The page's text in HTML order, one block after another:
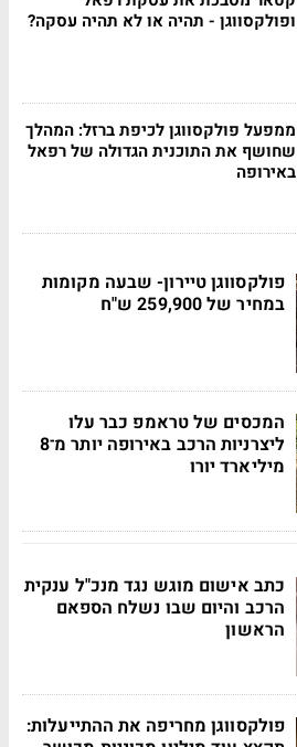
ופולקסווגן - תהיה או לא תהיה עסקה?
ממפעל פולקסווגן לכיפת ברזל: המהלך
שחושף את התוכנית הגדולה של רפאל
באירופה
פולקסווגן טיירון- שבעה מקומות
במחיר של 259,900 ש"ח
המכסים של טראמפ כבר עלו
ליצרניות הרכב באירופה יותר מ־8
מיליארד יורו
כתב אישום מוגש נגד מנכ"ל ענקית
הרכב והיום שבו נשלח הספאם
הראשון
פולקסווגן מחריפה את ההתייעלות: